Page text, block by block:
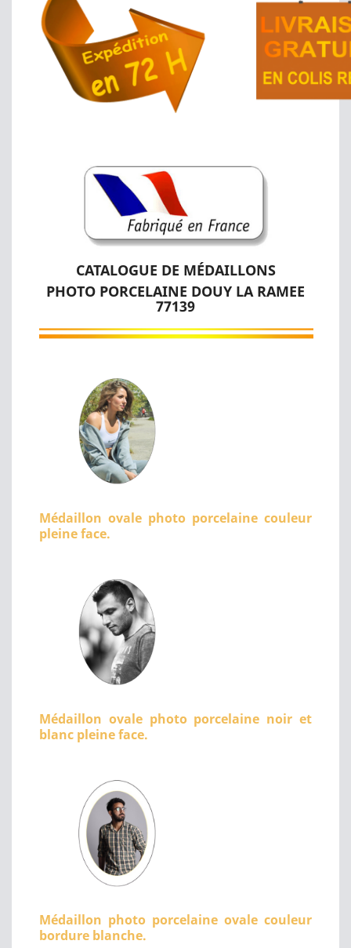
CATALOGUE DE MÉDAILLONS
PHOTO PORCELAINE DOUY LA RAMEE
77139
Médaillon ovale photo porcelaine couleur
pleine face.
Médaillon ovale photo porcelaine noir et
blanc pleine face.
Médaillon photo porcelaine ovale couleur
bordure blanche.